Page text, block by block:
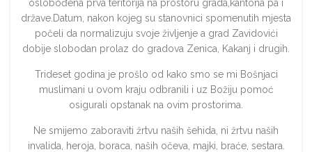
oslobođena prva teritorija na prostoru grada,kantona pa i
države.Datum, nakon kojeg su stanovnici spomenutih mjesta
počeli da normalizuju svoje življenje a grad Zavidovići
dobije slobodan prolaz do gradova Zenica, Kakanj i drugih.
Trideset godina je prošlo od kako smo se mi Bošnjaci
muslimani u ovom kraju odbranili i uz Božiju pomoć
osigurali opstanak na ovim prostorima.
Ne smijemo zaboraviti žrtvu naših šehida, ni žrtvu naših
invalida, heroja, boraca, naših očeva, majki, braće, sestara.